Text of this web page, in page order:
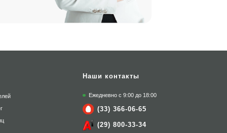
Наши контакты
Ежедневно с 9:00 до 18:00
(33) 366-06-65
(29) 800-33-34